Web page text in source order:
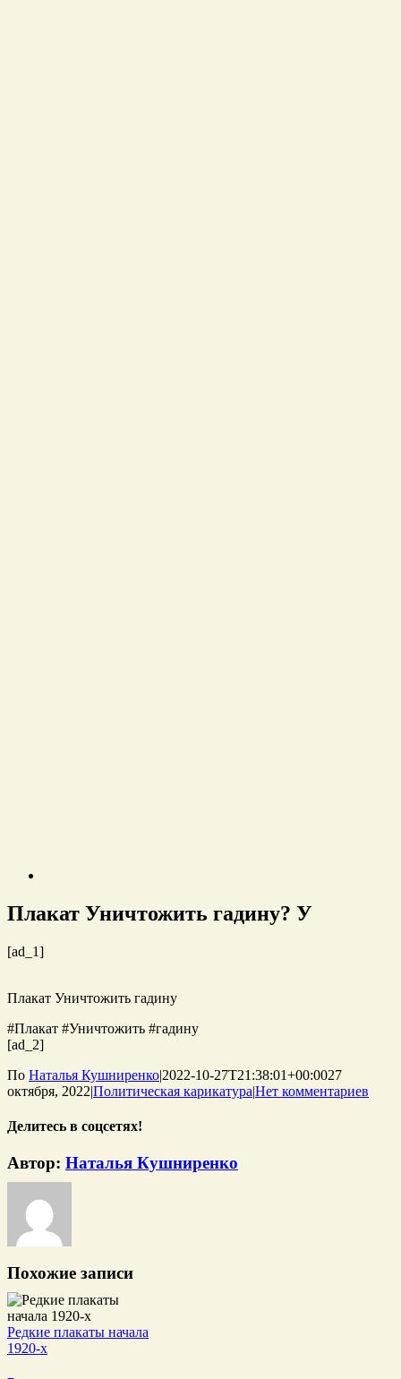
Плакат Уничтожить гадину? У
[ad_1]
Плакат Уничтожить гадину
#Плакат #Уничтожить #гадину
[ad_2]
По Наталья Кушниренко|2022-10-27T21:38:01+00:0027
октября, 2022|Политическая карикатура|Нет комментариев
Делитесь в соцсетях!
WhatsApp
Telegram
Tumblr
Pinterest
Vk
Email
Автор: Наталья Кушниренко
Похожие записи
Редкие плакаты начала
1920-х